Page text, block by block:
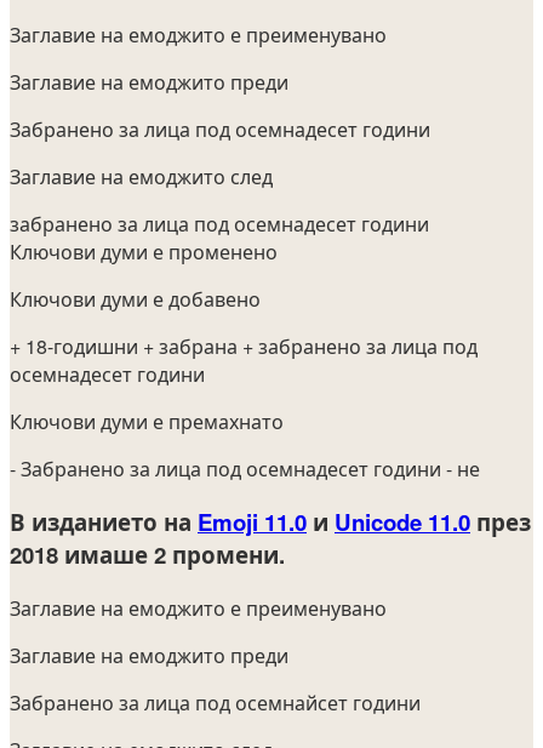
Заглавие на емоджито е преименувано
Заглавие на емоджито преди
Забранено за лица под осемнадесет години
Заглавие на емоджито след
забранено за лица под осемнадесет години
Ключови думи е променено
Ключови думи е добавено
+ 18-годишни + забрана + забранено за лица под
осемнадесет години
Ключови думи е премахнато
- Забранено за лица под осемнадесет години - не
В изданието на Emoji 11.0 и Unicode 11.0 през
2018 имаше 2 промени.
Заглавие на емоджито е преименувано
Заглавие на емоджито преди
Забранено за лица под осемнайсет години